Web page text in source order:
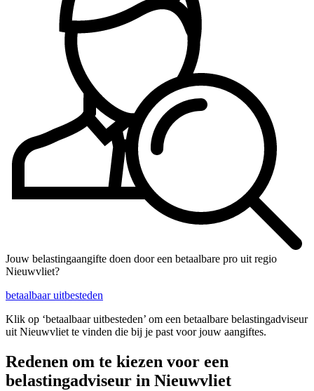
Jouw belastingaangifte doen door een betaalbare pro uit regio
Nieuwvliet?
betaalbaar uitbesteden
Klik op ‘betaalbaar uitbesteden’ om een betaalbare belastingadviseur
uit Nieuwvliet te vinden die bij je past voor jouw aangiftes.
Redenen om te kiezen voor een
belastingadviseur in Nieuwvliet